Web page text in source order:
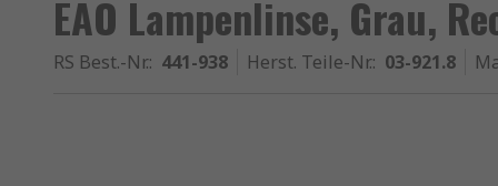
EAO Lampenlinse, Grau,
RS Best.-Nr.: 441-938 Herst. Teile-Nr.: 03-921.8